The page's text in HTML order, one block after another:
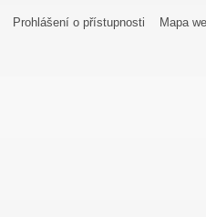
Prohlášení o přístupnosti Mapa